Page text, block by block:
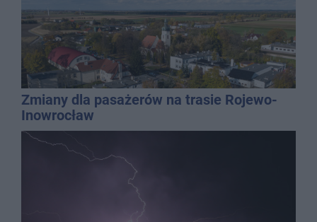
Zmiany dla pasażerów na trasie Rojewo-
Inowrocław